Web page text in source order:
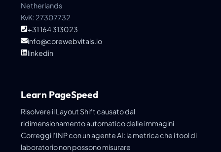
Netherlands
KvK: 27307732
+31 164 313023
info@corewebvitals.io
linkedin
Learn PageSpeed
Risolvere il Layout Shift causato dal
ridimensionamento automatico delle immagini
Correggi l'INP con un agente AI: la metrica che i tool di
laboratorio non possono misurare